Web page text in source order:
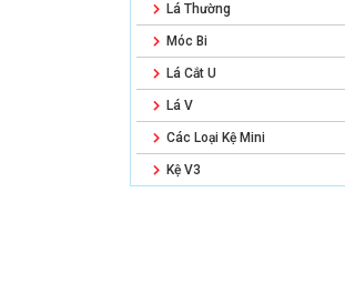
Lá Thường
Móc Bi
Lá Cắt U
Lá V
Các Loại Kệ Mini
Kệ V3